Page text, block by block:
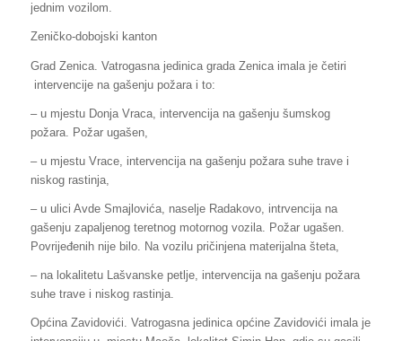
jednim vozilom.
Zeničko-dobojski kanton
Grad Zenica. Vatrogasna jedinica grada Zenica imala je četiri
intervencije na gašenju požara i to:
– u mjestu Donja Vraca, intervencija na gašenju šumskog
požara. Požar ugašen,
– u mjestu Vrace, intervencija na gašenju požara suhe trave i
niskog rastinja,
– u ulici Avde Smajlovića, naselje Radakovo, intrvencija na
gašenju zapaljenog teretnog motornog vozila. Požar ugašen.
Povrijeđenih nije bilo. Na vozilu pričinjena materijalna šteta,
– na lokalitetu Lašvanske petlje, intervencija na gašenju požara
suhe trave i niskog rastinja.
Općina Zavidovići. Vatrogasna jedinica općine Zavidovići imala je